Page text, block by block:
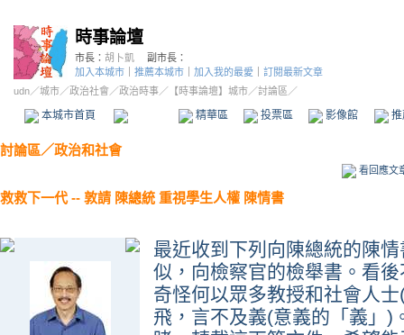
時事論壇
市長： 胡卜凱
副市長：
加入本城市
推薦本城市 加入我的最愛
訂閱最新文章
udn／城市／政治社會 ／政治時事／ 【時事論壇】城市／討論區／
本城市首頁 精華區 投票區 影像館
討論區／政治和社會
看回應文
救救下一代 -- 敦請 陳總統 重視學生人權 陳情書
最近收到下列向陳總統的陳
似，向檢察官的檢舉書。看
奇怪何以眾多教授和社會人
飛，言不及義(意義的「義」)